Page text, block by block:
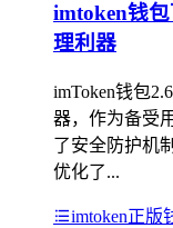
imtoken钱
理利器
imToken钱包
器，作为备受
了安全防护机
优化了...
imtoken正版